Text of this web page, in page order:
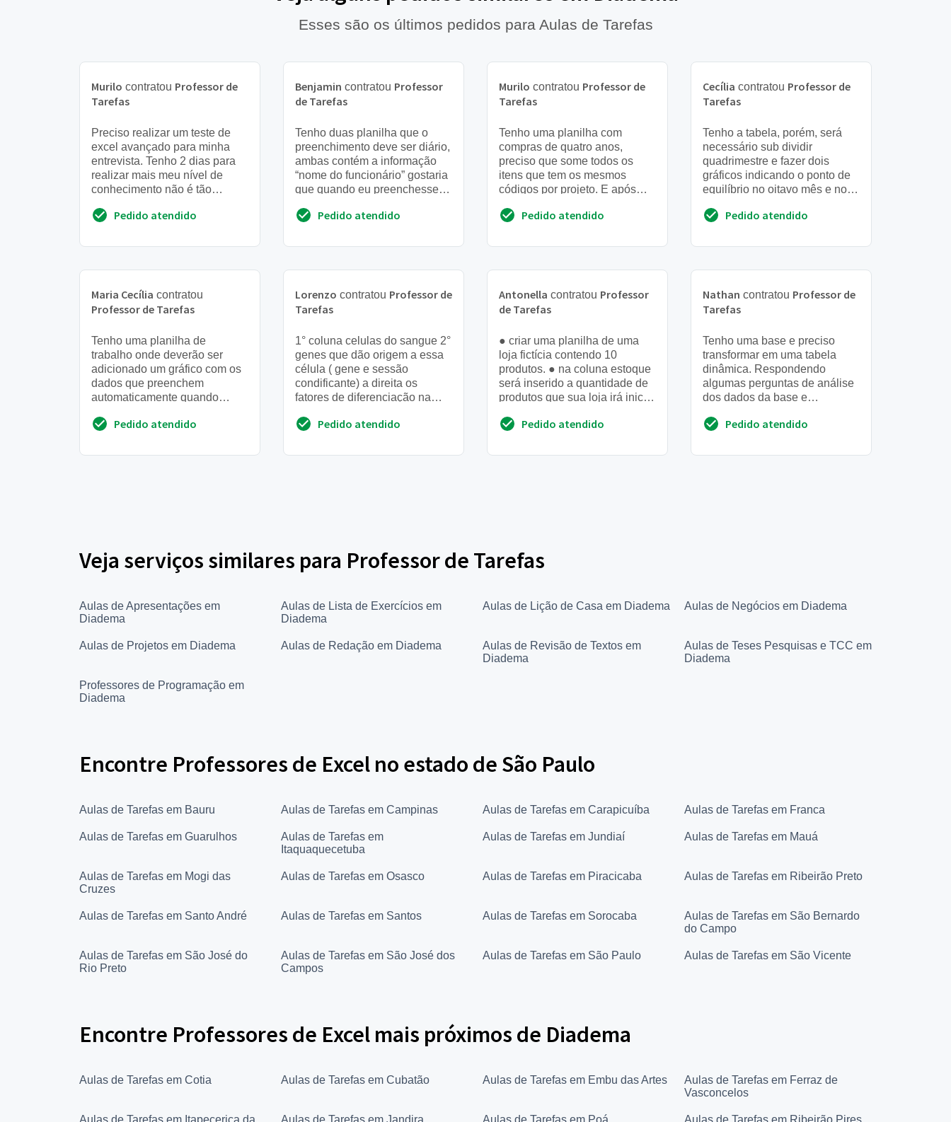
Esses são os últimos pedidos para Aulas de Tarefas
Murilo contratou Professor de
Tarefas
Preciso realizar um teste de
excel avançado para minha
entrevista. Tenho 2 dias para
realizar mais meu nível de
conhecimento não é tão
para realizar
Pedido atendido
Benjamin contratou Professor
de Tarefas
Tenho duas planilha que o
preenchimento deve ser diário,
ambas contém a informação
“nome do funcionário” gostaria
que quando eu preenchesse
automaticamente e ...
Pedido atendido
Murilo contratou Professor de
Tarefas
Tenho uma planilha com
compras de quatro anos,
preciso que some todos os
itens que tem os mesmos
códigos por projeto. E após
Pedido atendido
Cecília contratou Professor de
Tarefas
Tenho a tabela, porém, será
necessário sub dividir
quadrimestre e fazer dois
gráficos indicando o ponto de
equilíbrio no oitavo mês e no
receita). Fazer relaçã...
Pedido atendido
Maria Cecília contratou
Professor de Tarefas
Tenho uma planilha de
trabalho onde deverão ser
adicionado um gráfico com os
dados que preenchem
automaticamente quando
planilha dentro dessa
Pedido atendido
Lorenzo contratou Professor de
Tarefas
1° coluna celulas do sangue 2°
genes que dão origem a essa
célula ( gene e sessão
condificante) a direita os
fatores de diferenciação na
colaboram para essa
Pedido atendido
Antonella contratou Professor
de Tarefas
● criar uma planilha de uma
loja fictícia contendo 10
produtos. ● na coluna estoque
será inserido a quantidade de
produtos que sua loja irá iniciar
soma de t...
Pedido atendido
Nathan contratou Professor de
Tarefas
Tenho uma base e preciso
transformar em uma tabela
dinâmica. Respondendo
algumas perguntas de análise
dos dados da base e
aumento, queda e riscos
Pedido atendido
Veja serviços similares para Professor de Tarefas
Aulas de Apresentações em
Diadema
Aulas de Lista de Exercícios em
Diadema
Aulas de Lição de Casa em Diadema Aulas de Negócios em Diadema
Aulas de Projetos em Diadema Aulas de Redação em Diadema
Aulas de Revisão de Textos em
Diadema
Aulas de Teses Pesquisas e TCC em
Diadema
Professores de Programação em
Diadema
Encontre Professores de Excel no estado de São Paulo
Aulas de Tarefas em Bauru Aulas de Tarefas em Campinas Aulas de Tarefas em Carapicuíba Aulas de Tarefas em Franca
Aulas de Tarefas em Guarulhos
Aulas de Tarefas em
Itaquaquecetuba
Aulas de Tarefas em Jundiaí Aulas de Tarefas em Mauá
Aulas de Tarefas em Mogi das
Cruzes
Aulas de Tarefas em Osasco Aulas de Tarefas em Piracicaba Aulas de Tarefas em Ribeirão Preto
Aulas de Tarefas em Santo André Aulas de Tarefas em Santos Aulas de Tarefas em Sorocaba
Aulas de Tarefas em São Bernardo
do Campo
Aulas de Tarefas em São José do
Rio Preto
Aulas de Tarefas em São José dos
Campos
Aulas de Tarefas em São Paulo Aulas de Tarefas em São Vicente
Encontre Professores de Excel mais próximos de Diadema
Aulas de Tarefas em Cotia Aulas de Tarefas em Cubatão Aulas de Tarefas em Embu das Artes
Aulas de Tarefas em Ferraz de
Vasconcelos
Aulas de Tarefas em Itapecerica da Aulas de Tarefas em Jandira Aulas de Tarefas em Poá Aulas de Tarefas em Ribeirão Pires